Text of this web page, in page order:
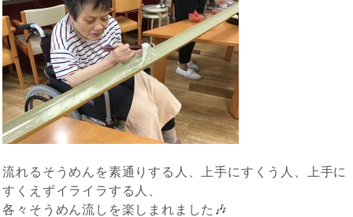
流れるそうめんを素通りする人、上手にすくう人、上手に
すくえずイライラする人、
各々そうめん流しを楽しまれました🎶